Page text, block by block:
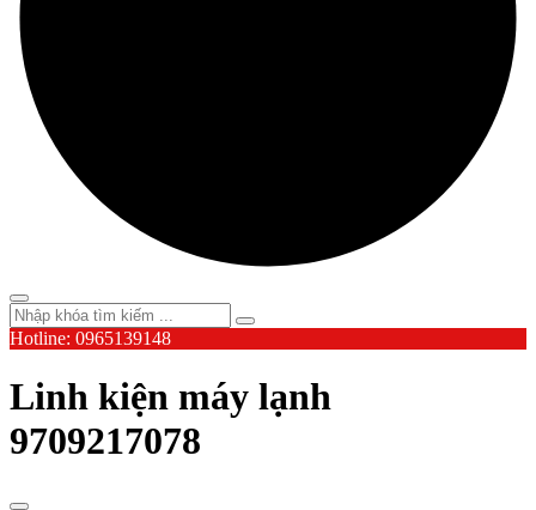
Hotline: 0965139148
Linh kiện máy lạnh
9709217078